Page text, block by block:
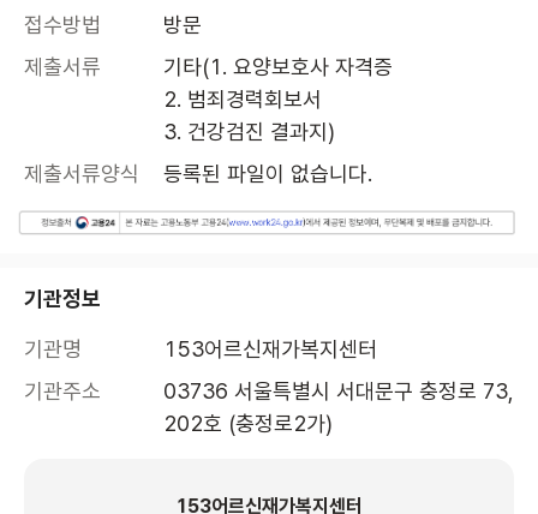
접수방법
방문
제출서류
기타(1. 요양보호사 자격증
2. 범죄경력회보서
3. 건강검진 결과지)
제출서류양식
등록된 파일이 없습니다.
기관정보
기관명
153어르신재가복지센터
기관주소
03736 서울특별시 서대문구 충정로 73,
202호 (충정로2가)
153어르신재가복지센터